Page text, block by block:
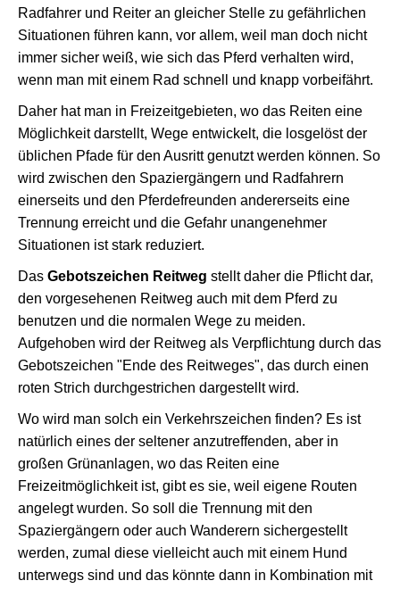
Radfahrer und Reiter an gleicher Stelle zu gefährlichen
Situationen führen kann, vor allem, weil man doch nicht
immer sicher weiß, wie sich das Pferd verhalten wird,
wenn man mit einem Rad schnell und knapp vorbeifährt.
Daher hat man in Freizeitgebieten, wo das Reiten eine
Möglichkeit darstellt, Wege entwickelt, die losgelöst der
üblichen Pfade für den Ausritt genutzt werden können. So
wird zwischen den Spaziergängern und Radfahrern
einerseits und den Pferdefreunden andererseits eine
Trennung erreicht und die Gefahr unangenehmer
Situationen ist stark reduziert.
Das Gebotszeichen Reitweg stellt daher die Pflicht dar,
den vorgesehenen Reitweg auch mit dem Pferd zu
benutzen und die normalen Wege zu meiden.
Aufgehoben wird der Reitweg als Verpflichtung durch das
Gebotszeichen "Ende des Reitweges", das durch einen
roten Strich durchgestrichen dargestellt wird.
Wo wird man solch ein Verkehrszeichen finden? Es ist
natürlich eines der seltener anzutreffenden, aber in
großen Grünanlagen, wo das Reiten eine
Freizeitmöglichkeit ist, gibt es sie, weil eigene Routen
angelegt wurden. So soll die Trennung mit den
Spaziergängern oder auch Wanderern sichergestellt
werden, zumal diese vielleicht auch mit einem Hund
unterwegs sind und das könnte dann in Kombination mit